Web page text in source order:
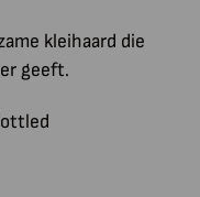
kleihaard die
geeft.